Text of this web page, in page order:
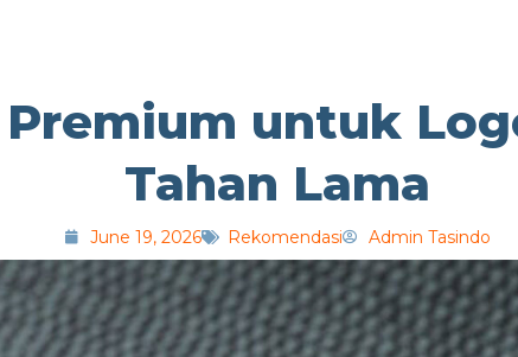
Premium untuk
Tahan Lama
June 19, 2026 Rekomendasi Admin Tasindo